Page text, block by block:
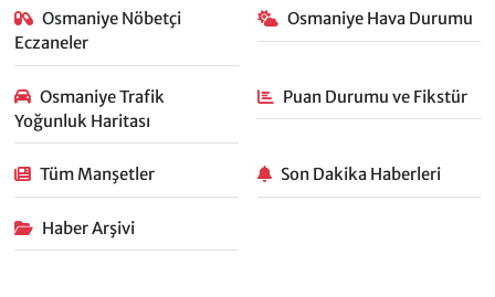
Osmaniye Nöbetçi
Eczaneler
Osmaniye Hava Durumu
Osmaniye Trafik
Yoğunluk Haritası
Puan Durumu ve Fikstür
Tüm Manşetler Son Dakika Haberleri
Haber Arşivi